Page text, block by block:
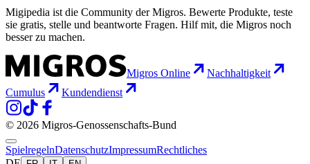
Migipedia ist die Community der Migros. Bewerte Produkte, teste
sie gratis, stelle und beantworte Fragen. Hilf mit, die Migros noch
besser zu machen.
Migros Online
Nachhaltigkeit
Cumulus
Kundendienst
© 2026 Migros-Genossenschafts-Bund
SpielregelnDatenschutzImpressumRechtliches